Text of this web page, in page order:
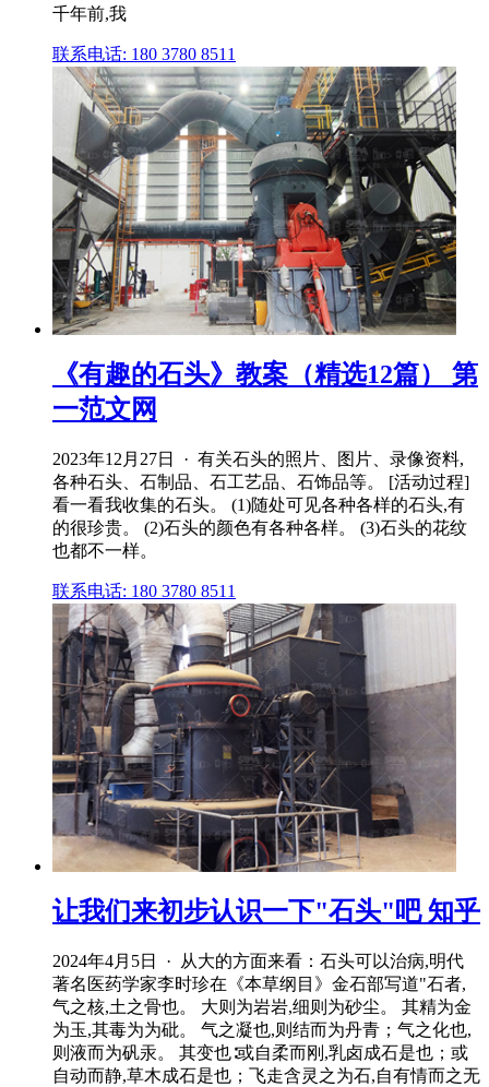
千年前,我
联系电话: 180 3780 8511
《有趣的石头》教案（精选12篇） 第
一范文网
2023年12月27日 · 有关石头的照片、图片、录像资料,
各种石头、石制品、石工艺品、石饰品等。 [活动过程]
看一看我收集的石头。 (1)随处可见各种各样的石头,有
的很珍贵。 (2)石头的颜色有各种各样。 (3)石头的花纹
也都不一样。
联系电话: 180 3780 8511
让我们来初步认识一下"石头"吧 知乎
2024年4月5日 · 从大的方面来看：石头可以治病,明代
著名医药学家李时珍在《本草纲目》金石部写道"石者,
气之核,土之骨也。 大则为岩岩,细则为砂尘。 其精为金
为玉,其毒为为砒。 气之凝也,则结而为丹青；气之化也,
则液而为矾汞。 其变也∶或自柔而刚,乳卤成石是也；或
自动而静,草木成石是也；飞走含灵之为石,自有情而之无